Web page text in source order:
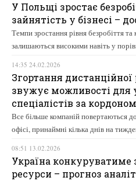
У Польщі зростає
зайнятість у бізнесі –
Темпи зростання рівня безробіття та
залишаються високими навіть у
14:35 24.02.2026
Згортання дистанційної
звужує можливості для
спеціалістів за
Все більше компаній повертаються
офісі, принаймні кілька днів на
08:51 13.02.2026
Україна конкуруватиме
ресурси – прогноз